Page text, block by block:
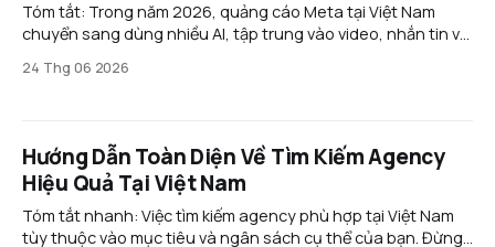
Tóm tắt: Trong năm 2026, quảng cáo Meta tại Việt Nam
chuyển sang dùng nhiều AI, tập trung vào video, nhắn tin và
bám sát chính sách và mở rộng sang các nền tảng mới như
24 Thg 06 2026
Hướng Dẫn Toàn Diện Về Tìm Kiếm Agency
Hiệu Quả Tại Việt Nam
Tóm tắt nhanh: Việc tìm kiếm agency phù hợp tại Việt Nam
tùy thuộc vào mục tiêu và ngân sách cụ thể của bạn. Đừng